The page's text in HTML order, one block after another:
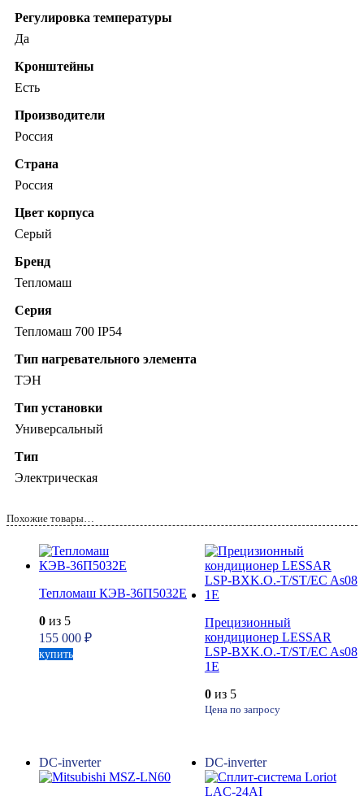
Регулировка температуры
Да
Кронштейны
Есть
Производители
Россия
Страна
Россия
Цвет корпуса
Серый
Бренд
Тепломаш
Серия
Тепломаш 700 IP54
Тип нагревательного элемента
ТЭН
Тип установки
Универсальный
Тип
Электрическая
Похожие товары…
Тепломаш КЭВ-36П5032Е
0 из 5
155 000 ₽
купить
Прецизионный
кондиционер LESSAR
LSP-BXK.O.-T/ST/EC As08
1E
0из 5
Цена по запросу
DC-inverter DC-inverter